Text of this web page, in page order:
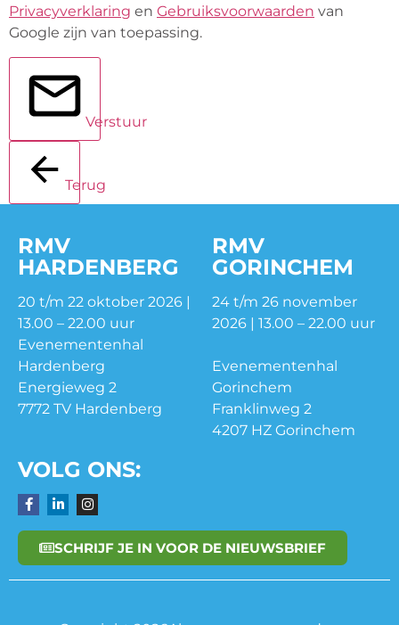
Privacyverklaring en Gebruiksvoorwaarden van
Google zijn van toepassing.
Verstuur
Terug
RMV
HARDENBERG
20 t/m 22 oktober 2026 |
13.00 – 22.00 uur
Evenementenhal
Hardenberg
Energieweg 2
7772 TV Hardenberg
RMV
GORINCHEM
24 t/m 26 november
2026 | 13.00 – 22.00 uur
Evenementenhal
Gorinchem
Franklinweg 2
4207 HZ Gorinchem
VOLG ONS:
SCHRIJF JE IN VOOR DE NIEUWSBRIEF